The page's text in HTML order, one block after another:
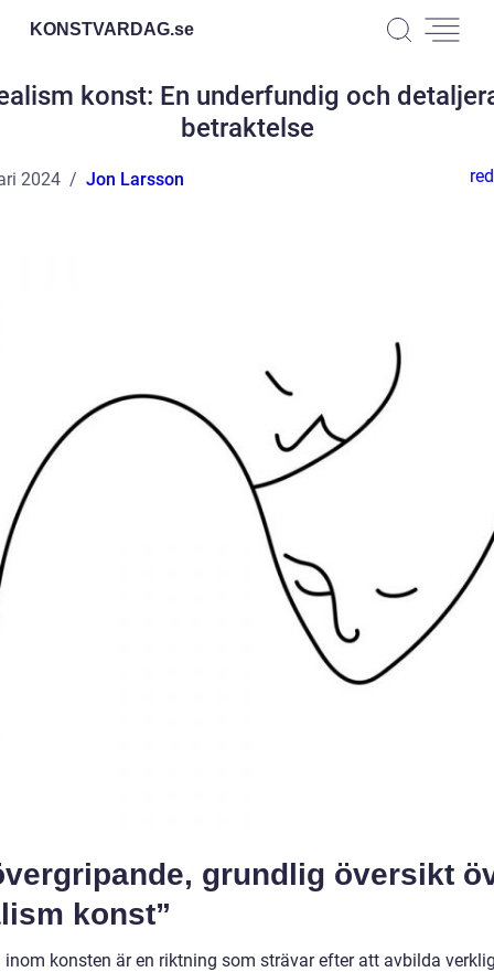
KONSTVARDAG.se
konst: En underfundig och
betraktelse
2024 Jon Larsson
grundlig översikt
konst”
inom konsten är en riktning som strävar efter att avbilda